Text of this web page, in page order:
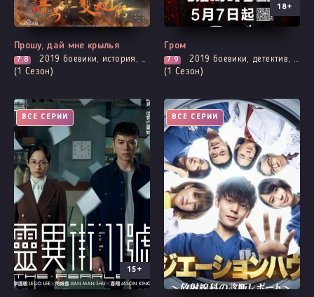
Прошу, дай мне крылья
7.8 2019 боевики, история, мистика, расследование, триллер, смерть
(1 Сезон)
18+
Гром
7.9 2019 боевики, детектив, мистика, криминал, расследование
(1 Сезон)
ВСЕ СЕРИИ
15+
ВСЕ СЕРИИ